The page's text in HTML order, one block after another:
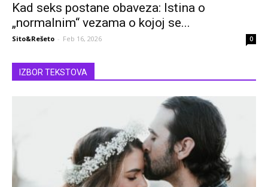
Kad seks postane obaveza: Istina o
„normalnim“ vezama o kojoj se...
Sito&Rešeto - Feb 16, 2026 0
IZBOR TEKSTOVA